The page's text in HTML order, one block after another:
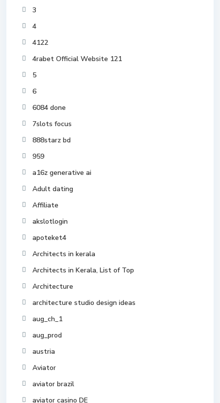
3
4
4122
4rabet Official Website 121
5
6
6084 done
7slots focus
888starz bd
959
a16z generative ai
Adult dating
Affiliate
akslotlogin
apoteket4
Architects in kerala
Architects in Kerala, List of Top
Architecture
architecture studio design ideas
aug_ch_1
aug_prod
austria
Aviator
aviator brazil
aviator casino DE